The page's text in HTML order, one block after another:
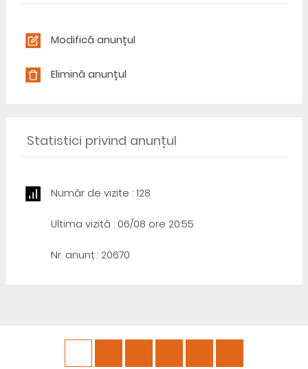
Modifică anunțul
Elimină anunțul
Statistici privind anunțul
Număr de vizite : 128
Ultima vizită : 06/08 ore 20:55
Nr. anunț : 20670